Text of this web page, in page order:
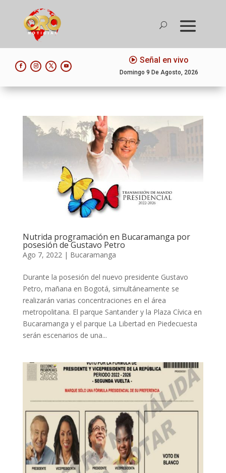
Señal en vivo
Domingo 9 De Agosto, 2026
Nutrida programación en Bucaramanga por
posesión de Gustavo Petro
Ago 7, 2022| Bucaramanga
Durante la posesión del nuevo presidente Gustavo
Petro, mañana en Bogotá, simultáneamente se
realizarán varias concentraciones en el área
metropolitana. El parque Santander y la Plaza Cívica en
Bucaramanga y el parque La Libertad en Piedecuesta
serán escenarios de una...